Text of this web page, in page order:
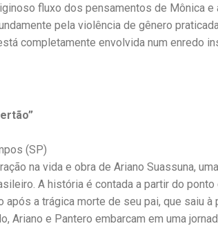
fluxo dos pensamentos de Mônica e
pela violência de gênero
completamente envolvida num enredo
(SP)
na vida e obra de Ariano Suassuna,
A história é contada a partir do
após a trágica morte de seu pai, que saiu
Ariano e Pantero embarcam em uma